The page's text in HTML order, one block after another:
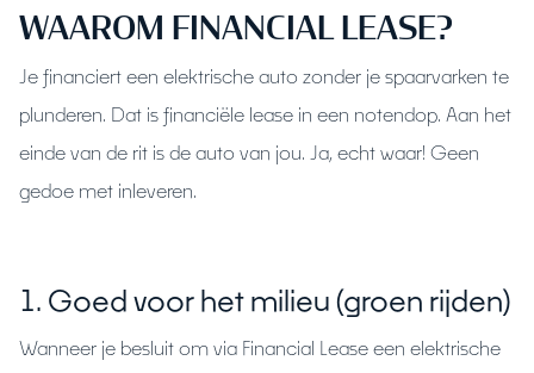
WAAROM FINANCIAL LEASE?
Je financiert een elektrische auto zonder je spaarvarken te
plunderen. Dat is financiële lease in een notendop. Aan het
einde van de rit is de auto van jou. Ja, echt waar! Geen
gedoe met inleveren.
1. Goed voor het milieu (groen rijden)
Wanneer je besluit om via Financial Lease een elektrische